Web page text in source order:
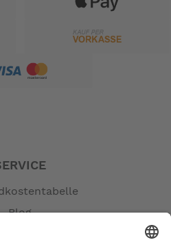
Blog
Barrierefreiheit